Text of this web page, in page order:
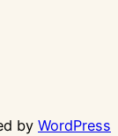
by WordPress